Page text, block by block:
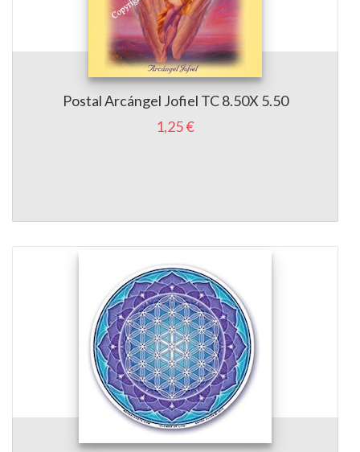
Postal Arcángel Jofiel TC 8.50X 5.50
1,25 €
Adhesivo flor de la Vida - S56
3,75 €